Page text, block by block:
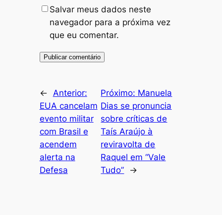
Salvar meus dados neste
navegador para a próxima vez
que eu comentar.
← Anterior:
EUA cancelam
evento militar
com Brasil e
acendem
alerta na
Defesa
Próximo: Manuela
Dias se pronuncia
sobre críticas de
Taís Araújo à
reviravolta de
Raquel em “Vale
Tudo”
→